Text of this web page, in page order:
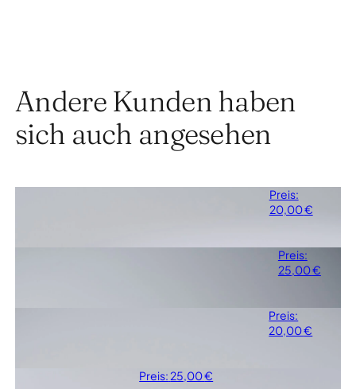
Andere Kunden haben
sich auch angesehen
Preis:
20,00€
Preis:
25,00€
Preis:
20,00€
Preis: 25,00€